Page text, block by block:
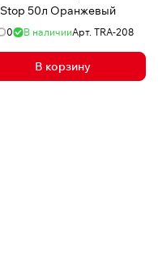
50л Оранжевый
0 В наличииАрт. TRA-208
В корзину